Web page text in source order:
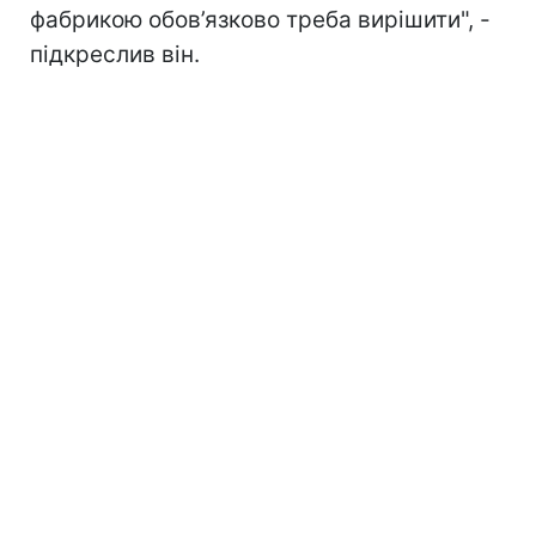
фабрикою обов’язково треба вирішити", -
підкреслив він.